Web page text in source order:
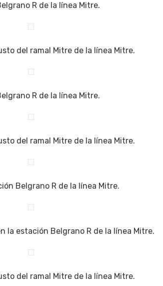
R de la línea Mitre.
del ramal Mitre de la línea Mitre.
R de la línea Mitre.
del ramal Mitre de la línea Mitre.
Belgrano R de la línea Mitre.
la estación Belgrano R de la línea Mitre.
del ramal Mitre de la línea Mitre.